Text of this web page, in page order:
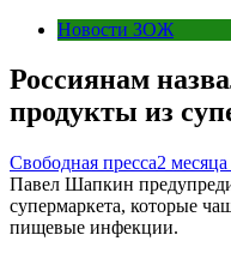
Новости ЗОЖ
Россиянам
продукты из
Свободная пресса2 месяца
Павел Шапкин
супермаркета, которые
пищевые инфекции.